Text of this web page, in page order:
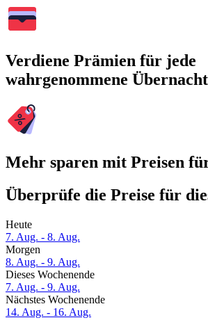
Verdiene Prämien für jede
wahrgenommene
Mehr sparen mit Preisen
Überprüfe die Preise für
Heute
7. Aug. - 8. Aug.
Morgen
8. Aug. - 9. Aug.
Dieses Wochenende
7. Aug. - 9. Aug.
Nächstes Wochenende
14. Aug. - 16. Aug.